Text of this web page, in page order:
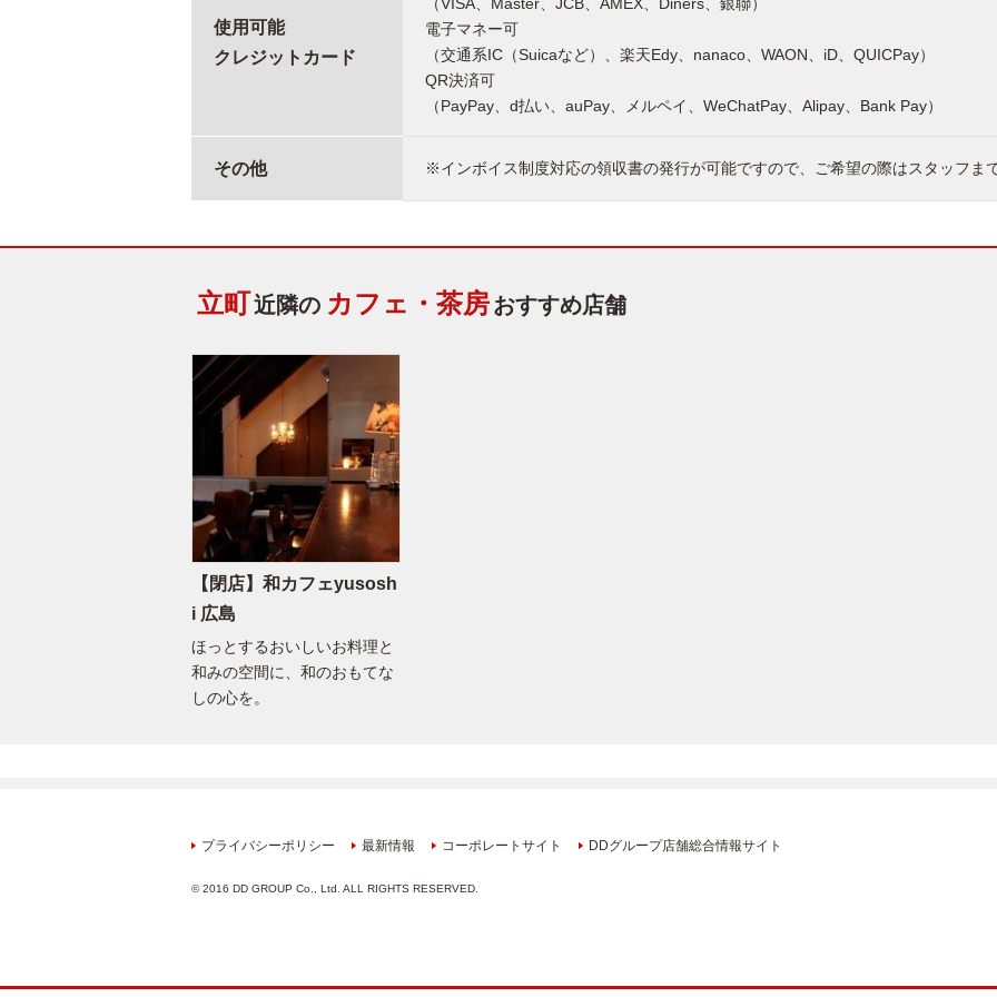
使用可能
クレジットカード
電子マネー可
（交通系IC（Suicaなど）、楽天Edy、nanaco、WAON、iD、QUICPay）
QR決済可
（PayPay、d払い、auPay、メルペイ、WeChatPay、Alipay、Bank Pay）
その他 ※インボイス制度対応の領収書の発行が可能ですので、ご希望の際はスタッフま
立町近隣の カフェ・茶房おすすめ店舗
【閉店】和カフェyusosh
i 広島
ほっとするおいしいお料理と
和みの空間に、和のおもてな
しの心を。
プライバシーポリシー 最新情報 コーポレートサイト DDグループ店舗総合情報サイト
© 2016 DD GROUP Co., Ltd. ALL RIGHTS RESERVED.